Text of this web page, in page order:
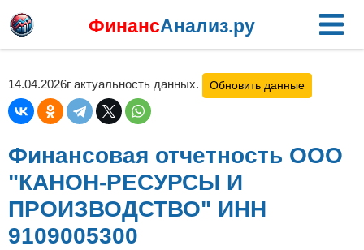
ФинансАнализ.ру
14.04.2026г актуальность данных. Обновить данные
Финансовая отчетность ООО
"КАНОН-РЕСУРСЫ И
ПРОИЗВОДСТВО" ИНН
9109005300